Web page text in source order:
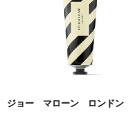
ジョー マローン ロンドン